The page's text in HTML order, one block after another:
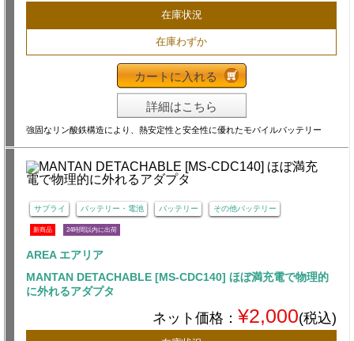
在庫状況
在庫わずか
カートに入れる
詳細はこちら
強固なリン酸鉄構造により、熱安定性と安全性に優れたモバイルバッテリー
サプライ バッテリー・電池 バッテリー その他バッテリー
新商品 24時間以内に出荷
AREA エアリア
MANTAN DETACHABLE [MS-CDC140] ほぼ満充電で物理的
に外れるアダプタ
ネット価格： ¥2,000(税込)